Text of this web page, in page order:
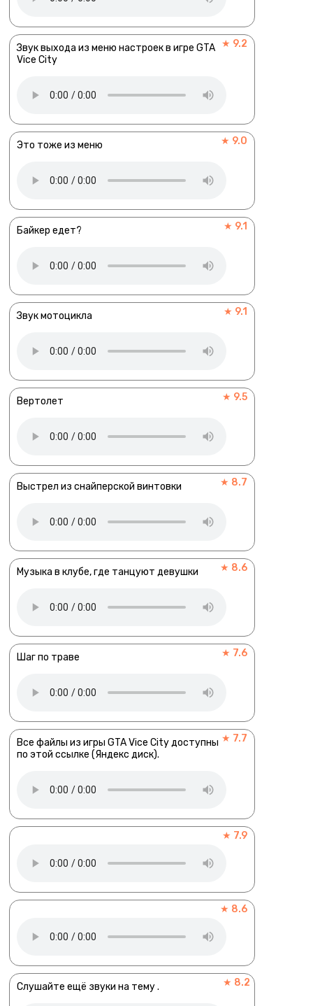
Звук выхода из меню настроек в игре GTA
Vice City
★ 9.2
Это тоже из меню ★ 9.0
Байкер едет? ★ 9.1
Звук мотоцикла ★ 9.1
Вертолет ★ 9.5
Выстрел из снайперской винтовки ★ 8.7
Музыка в клубе, где танцуют девушки ★ 8.6
Шаг по траве ★ 7.6
Все файлы из игры GTA Vice City доступны
по этой ссылке (Яндекс диск).
★ 7.7
★ 7.9
★ 8.6
Слушайте ещё звуки на тему . ★ 8.2